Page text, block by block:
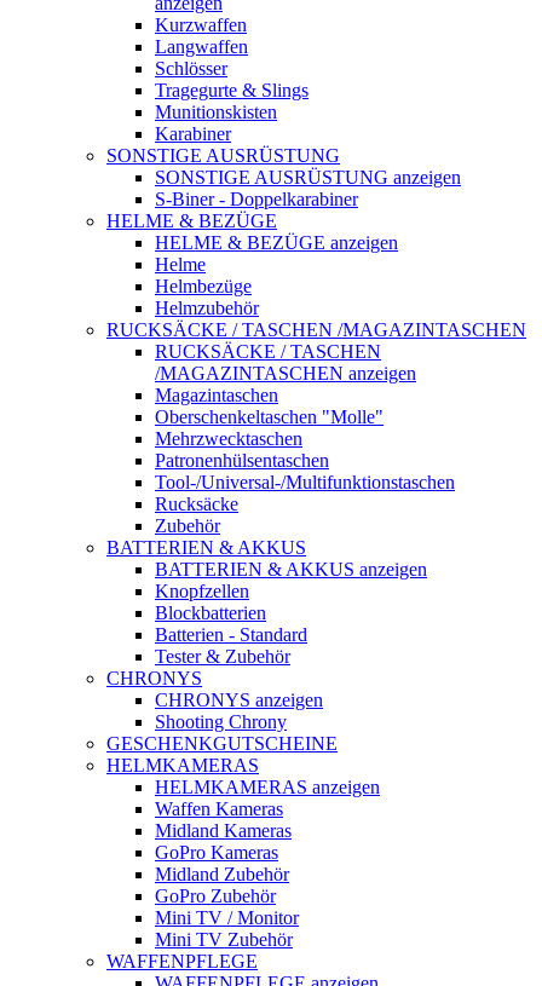
Kurzwaffen
Langwaffen
Schlösser
Tragegurte & Slings
Munitionskisten
Karabiner
SONSTIGE AUSRÜSTUNG
SONSTIGE AUSRÜSTUNG anzeigen
S-Biner - Doppelkarabiner
HELME & BEZÜGE
HELME & BEZÜGE anzeigen
Helme
Helmbezüge
Helmzubehör
RUCKSÄCKE / TASCHEN /MAGAZINTASCHEN
RUCKSÄCKE / TASCHEN
/MAGAZINTASCHEN anzeigen
Magazintaschen
Oberschenkeltaschen "Molle"
Mehrzwecktaschen
Patronenhülsentaschen
Tool-/Universal-/Multifunktionstaschen
Rucksäcke
Zubehör
BATTERIEN & AKKUS
BATTERIEN & AKKUS anzeigen
Knopfzellen
Blockbatterien
Batterien - Standard
Tester & Zubehör
CHRONYS
CHRONYS anzeigen
Shooting Chrony
GESCHENKGUTSCHEINE
HELMKAMERAS
HELMKAMERAS anzeigen
Waffen Kameras
Midland Kameras
GoPro Kameras
Midland Zubehör
GoPro Zubehör
Mini TV / Monitor
Mini TV Zubehör
WAFFENPFLEGE